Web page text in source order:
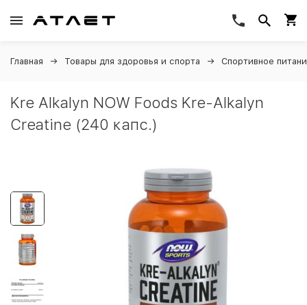
Главная Товары для здоровья и спорта Спортивное
Kre Alkalyn NOW Foods Kre-Alkalyn
Creatine (240 капс.)